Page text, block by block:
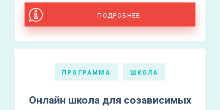
ПОДРОБНЕЕ
ПРОГРАММА ШКОЛА
Онлайн школа для созависимых